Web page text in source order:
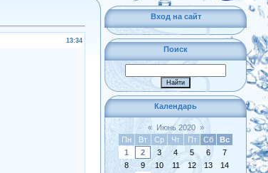
13:34
Вход на сайт
Поиск
Календарь
« Июнь 2020 »
Пн
Вт Ср Чт Пт Сб
Вс
1
2 3 4 5 6
7
8
9 10 11 12 13
14